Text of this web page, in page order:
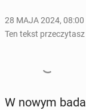
28 MAJA 2024, 08:00
Ten tekst
W nowym